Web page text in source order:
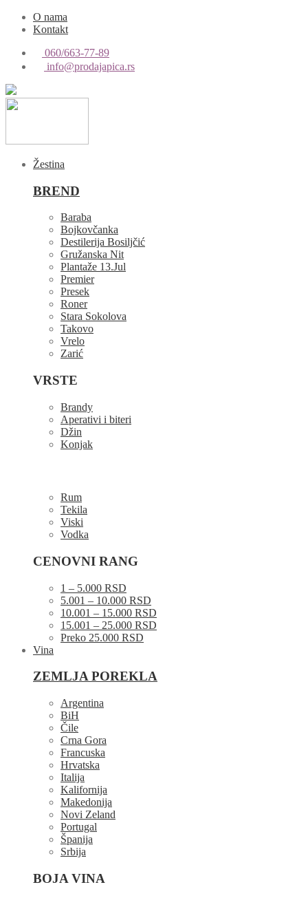
O nama
Kontakt
060/663-77-89
info@prodajapica.rs
Žestina
BREND
Baraba
Bojkovčanka
Destilerija Bosiljčić
Gružanska Nit
Plantaže 13.Jul
Premier
Presek
Roner
Stara Sokolova
Takovo
Vrelo
Zarić
VRSTE
Brandy
Aperativi i biteri
Džin
Konjak
Rum
Tekila
Viski
Vodka
CENOVNI RANG
1 – 5.000 RSD
5.001 – 10.000 RSD
10.001 – 15.000 RSD
15.001 – 25.000 RSD
Preko 25.000 RSD
Vina
ZEMLJA POREKLA
Argentina
BiH
Čile
Crna Gora
Francuska
Hrvatska
Italija
Kalifornija
Makedonija
Novi Zeland
Portugal
Španija
Srbija
BOJA VINA